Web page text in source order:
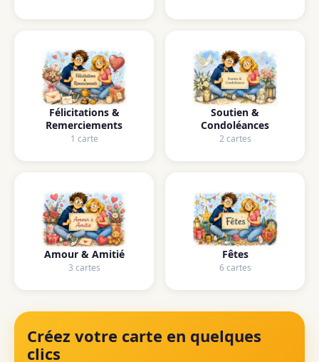
Félicitations &
Remerciements
1 carte
Soutien &
Condoléances
2 cartes
Amour & Amitié
3 cartes
Fêtes
6 cartes
Créez votre carte en quelques
clics